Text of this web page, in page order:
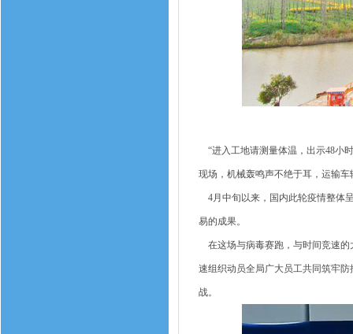
“进入工地请测量体温，出示48小
现场，机械轰鸣声不绝于耳，运输
4月中旬以来，国内此轮疫情整体
易的成果。
在这场与病毒赛跑，与时间竞速的
速组织动员全局广大员工共同筑牢
战。